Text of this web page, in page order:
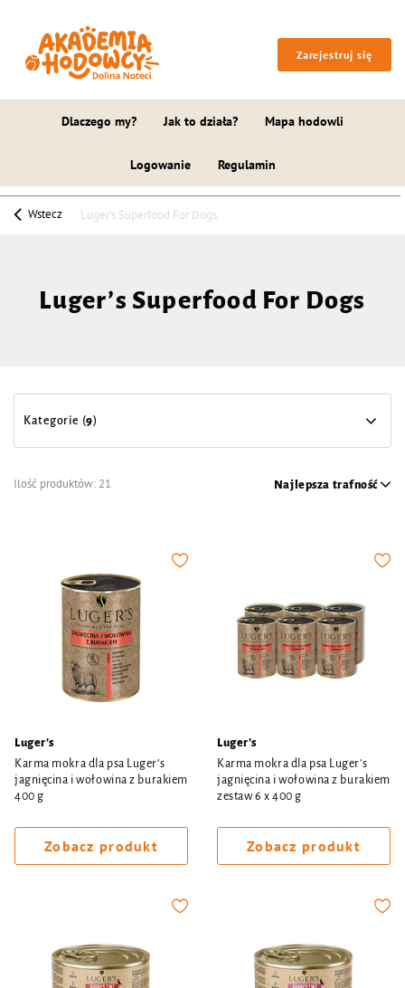
Zarejestruj się
Dlaczego my? Jak to działa? Mapa hodowli
Logowanie Regulamin
Wstecz Luger’s Superfood For Dogs
Luger’s Superfood For Dogs
Kategorie (9)
Ilość produktów: 21 Najlepsza trafność
Luger's
Karma mokra dla psa Luger’s
jagnięcina i wołowina z burakiem
400 g
Zobacz produkt
Luger's
Karma mokra dla psa Luger’s
jagnięcina i wołowina z burakiem
zestaw 6 x 400 g
Zobacz produkt